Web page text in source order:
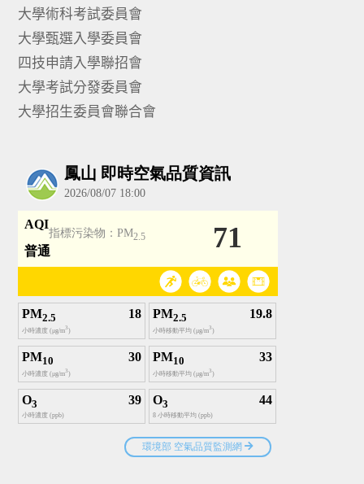
大學術科考試委員會
大學甄選入學委員會
四技申請入學聯招會
大學考試分發委員會
大學招生委員會聯合會